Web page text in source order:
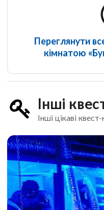
Переглянути
кімнатою
Інші
Інші цікаві